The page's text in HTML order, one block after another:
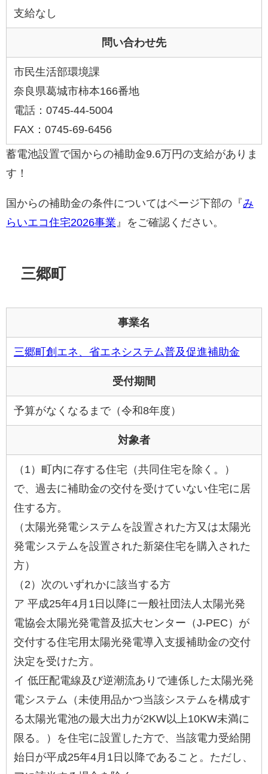
支給なし
問い合わせ先
市民生活部環境課
奈良県葛城市柿本166番地
電話：0745-44-5004
FAX：0745-69-6456
蓄電池設置で国からの補助金9.6万円の支給がありま
す！
国からの補助金の条件についてはページ下部の『 み
らいエコ住宅2026事業 』をご確認ください。
三郷町
事業名
三郷町創エネ、省エネシステム普及促進補助金
受付期間
予算がなくなるまで（令和8年度）
対象者
（1）町内に存する住宅（共同住宅を除く。）
で、過去に補助金の交付を受けていない住宅に居
住する方。
（太陽光発電システムを設置された方又は太陽光
発電システムを設置された新築住宅を購入された
方）
（2）次のいずれかに該当する方
ア 平成25年4月1日以降に一般社団法人太陽光発
電協会太陽光発電普及拡大センター（J-PEC）が
交付する住宅用太陽光発電導入支援補助金の交付
決定を受けた方。
イ 低圧配電線及び逆潮流ありで連係した太陽光発
電システム（未使用品かつ当該システムを構成す
る太陽光電池の最大出力が2KW以上10KW未満に
限る。）を住宅に設置した方で、当該電力受給開
始日が平成25年4月1日以降であること。ただし、